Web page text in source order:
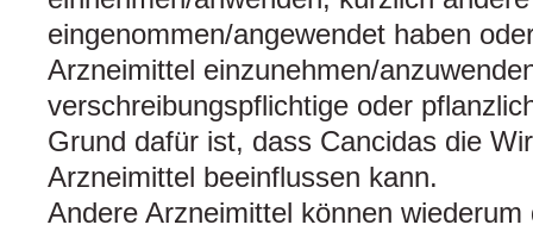
eingenommen/angewendet haben
Arzneimittel einzunehmen/
verschreibungspflichtige oder
Grund dafür ist, dass Cancidas die
Arzneimittel beeinflussen kann.
Andere Arzneimittel können